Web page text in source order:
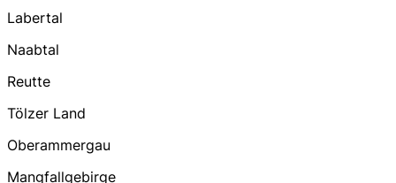
Labertal
Naabtal
Reutte
Tölzer Land
Oberammergau
Mangfallgebirge